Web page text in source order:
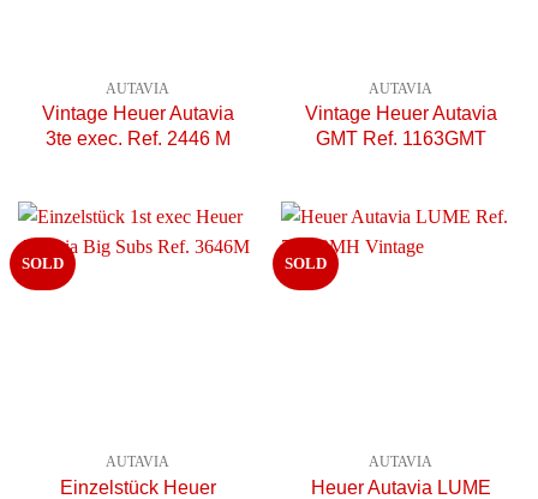
AUTAVIA
Vintage Heuer Autavia
3te exec. Ref. 2446 M
AUTAVIA
Vintage Heuer Autavia
GMT Ref. 1163GMT
SOLD
AUTAVIA
Einzelstück Heuer
SOLD
AUTAVIA
Heuer Autavia LUME